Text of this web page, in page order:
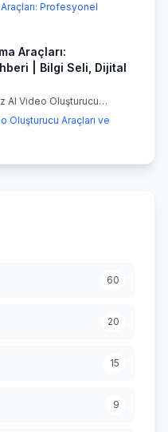
Profesyonel
Araçları:
| Bilgi Seli, Dijital
AI Video Oluşturucu…
Oluşturucu Araçları ve
60
20
15
9